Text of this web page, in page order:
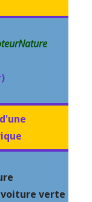
verte